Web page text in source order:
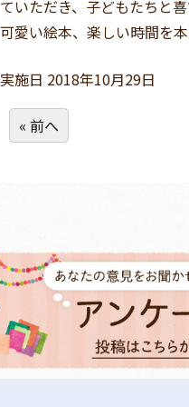
ていただき、子どもたちと
可愛い絵本、楽しい時間を
実施日 2018年10月29日
« 前へ